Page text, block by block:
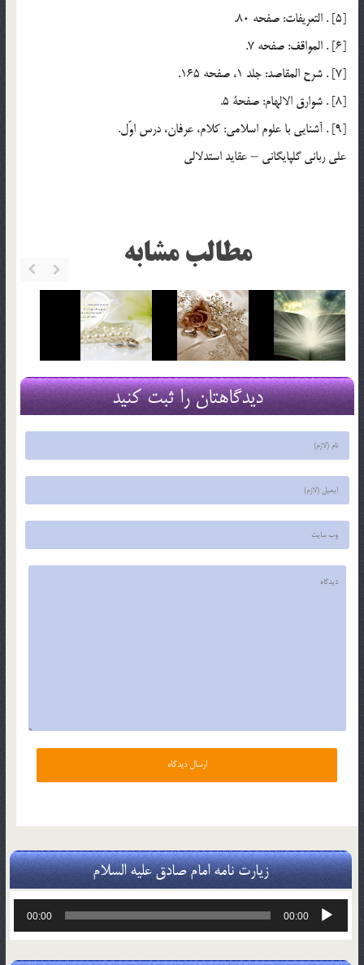
[5] . التعريفات: صفحه 80.
[6] . المواقف: صفحه 7.
[7] . شرح المقاصد: جلد 1، صفحه 165.
[8] . شوارق الالهام: صفحة 5.
[9] . آشنايي با علوم اسلامي: كلام، عرفان، درس اوّل.
علی ربانی گلپایگانی – عقاید استدلالی
مطالب مشابه
دیدگاهتان را ثبت کنید
زیارت نامه امام صادق علیه السلام
پخش‌کننده
00:00
00:00